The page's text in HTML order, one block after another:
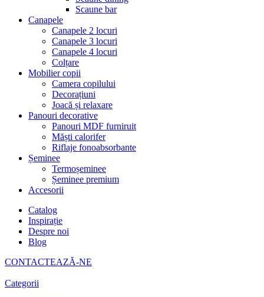
Scaune bar
Canapele
Canapele 2 locuri
Canapele 3 locuri
Canapele 4 locuri
Colțare
Mobilier copii
Camera copilului
Decorațiuni
Joacă și relaxare
Panouri decorative
Panouri MDF furniruit
Măști calorifer
Riflaje fonoabsorbante
Șeminee
Termoșeminee
Șeminee premium
Accesorii
Catalog
Inspirație
Despre noi
Blog
CONTACTEAZĂ-NE
Categorii